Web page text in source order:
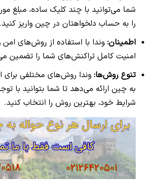
شما می‌توانید با چند کلیک ساده، مبلغ
را به حساب دلخواهتان در چین واریز کنید.
اطمینان:وندا با استفاده از روش‌های
امنیت کامل تراکنش‌های شما را تضمین
تنوع روش‌ها:وندا روش‌های مختلفی برای
به چین ارائه می‌دهد تا شما بتوانید با
شرایط خود، بهترین روش را انتخاب کنید.